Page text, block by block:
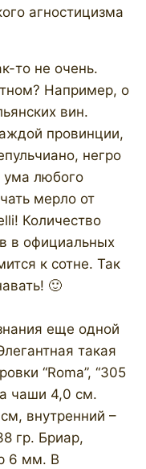
агностицизма
то не очень.
Например, о
вин.
провинции,
негро
ума любого
мерло от
Количество
в официальных
к сотне. Так
🙂
еще одной
такая
“Roma”, “305
чаши 4,0 см.
внутренний –
гр. Бриар,
6 мм. В